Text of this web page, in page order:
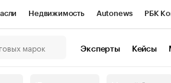
Недвижимость Autonews РБК
Эксперты Кейсы